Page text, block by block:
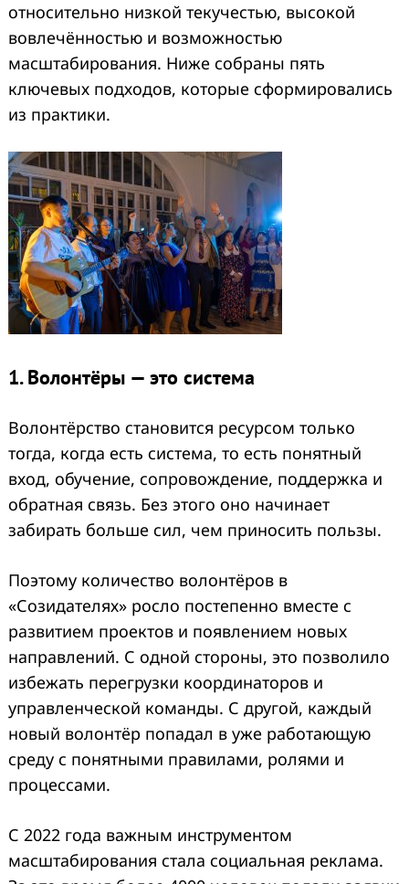
относительно низкой текучестью, высокой
вовлечённостью и возможностью
масштабирования. Ниже собраны пять
ключевых подходов, которые сформировались
из практики.
1. Волонтёры — это система
Волонтёрство становится ресурсом только
тогда, когда есть система, то есть понятный
вход, обучение, сопровождение, поддержка и
обратная связь. Без этого оно начинает
забирать больше сил, чем приносить пользы.
Поэтому количество волонтёров в
«Созидателях» росло постепенно вместе с
развитием проектов и появлением новых
направлений. С одной стороны, это позволило
избежать перегрузки координаторов и
управленческой команды. С другой, каждый
новый волонтёр попадал в уже работающую
среду с понятными правилами, ролями и
процессами.
С 2022 года важным инструментом
масштабирования стала социальная реклама.